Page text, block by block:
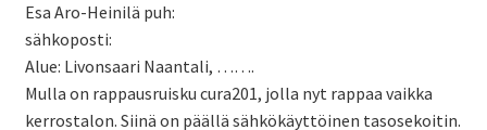
Esa Aro-Heinilä puh:
sähkoposti:
Alue: Livonsaari Naantali, …….
Mulla on rappausruisku cura201, jolla nyt rappaa vaikka
kerrostalon. Siinä on päällä sähkökäyttöinen tasosekoitin.